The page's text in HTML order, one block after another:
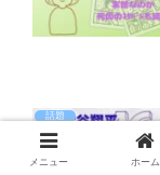
話題
メニュー ホーム